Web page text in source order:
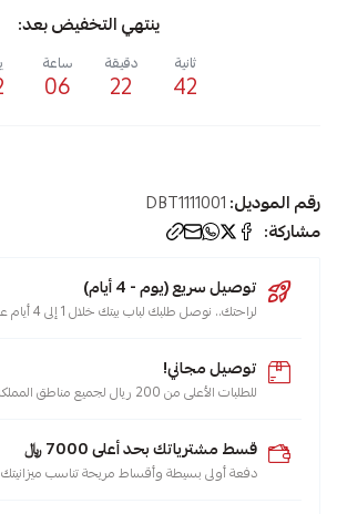
ينتهي التخفيض بعد:
42
ثانية
22
دقيقة
06
ساعة
رقم الموديل:DBT1111001
مشاركة:
توصيل سريع (يوم - 4 أيام)
لراحتك.. نوصل طلبك لباب بيتك خلال 1 إلى 4 أيام عمل
توصيل مجاني!
للطلبات الأعلى من 200 ريال لجميع مناطق المملكة
قسط مشترياتك بحد أعلى 7000 ﷼
دفعة أولى بسيطة وأقساط مريحة تناسب ميزانيتك